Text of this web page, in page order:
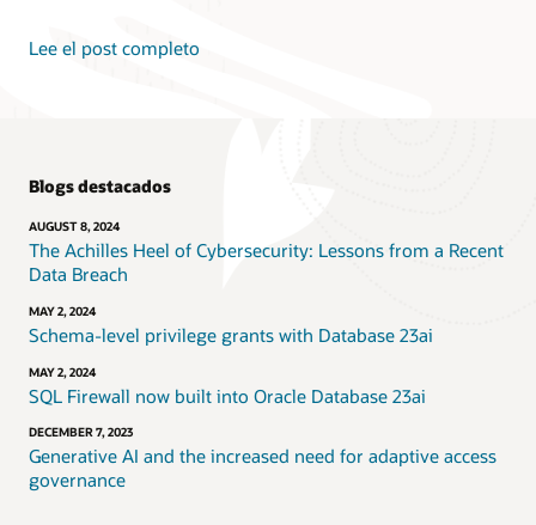
Lee el post completo
Blogs destacados
AUGUST 8, 2024
The Achilles Heel of Cybersecurity: Lessons from a Recent
Data Breach
MAY 2, 2024
Schema-level privilege grants with Database 23ai
MAY 2, 2024
SQL Firewall now built into Oracle Database 23ai
DECEMBER 7, 2023
Generative AI and the increased need for adaptive access
governance